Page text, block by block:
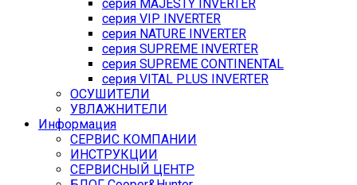
серия MAJESTY INVERTER
серия VIP INVERTER
серия NATURE INVERTER
серия SUPREME INVERTER
серия SUPREME CONTINENTAL
серия VITAL PLUS INVERTER
ОСУШИТЕЛИ
УВЛАЖНИТЕЛИ
Информация
СЕРВИС КОМПАНИИ
ИНСТРУКЦИИ
СЕРВИСНЫЙ ЦЕНТР